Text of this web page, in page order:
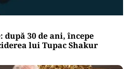
după 30 de ani, începe
lui Tupac Shakur